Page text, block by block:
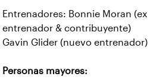
Entrenadores: Bonnie Moran (ex
entrenador & contribuyente)
Gavin Glider (nuevo entrenador)
Personas mayores: